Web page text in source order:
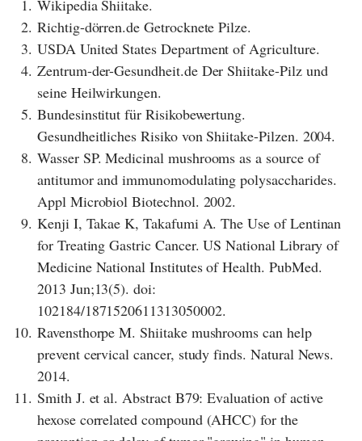
1. Wikipedia Shiitake.
2. Richtig-dörren.de Getrocknete Pilze.
3. USDA United States Department of Agriculture.
4. Zentrum-der-Gesundheit.de Der Shiitake-Pilz und
seine Heilwirkungen.
5. Bundesinstitut für Risikobewertung.
Gesundheitliches Risiko von Shiitake-Pilzen. 2004.
8. Wasser SP. Medicinal mushrooms as a source of
antitumor and immunomodulating polysaccharides.
Appl Microbiol Biotechnol. 2002.
9. Kenji I, Takae K, Takafumi A. The Use of Lentinan
for Treating Gastric Cancer. US National Library of
Medicine National Institutes of Health. PubMed.
2013 Jun;13(5). doi:
102184/1871520611313050002.
10. Ravensthorpe M. Shiitake mushrooms can help
prevent cervical cancer, study finds. Natural News.
2014.
11. Smith J. et al. Abstract B79: Evaluation of active
hexose correlated compound (AHCC) for the